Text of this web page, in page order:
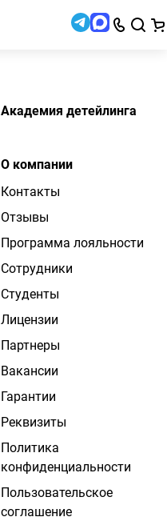
Академия детейлинга
О компании
Контакты
Отзывы
Программа лояльности
Сотрудники
Студенты
Лицензии
Партнеры
Вакансии
Гарантии
Реквизиты
Политика
конфиденциальности
Пользовательское
соглашение